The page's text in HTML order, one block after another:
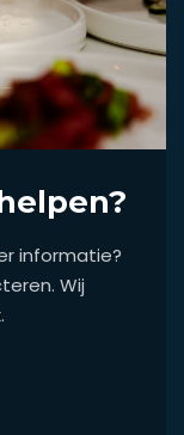
informatie?
Wij